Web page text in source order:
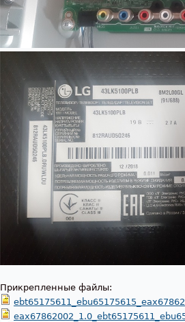
Прикрепленные файлы: